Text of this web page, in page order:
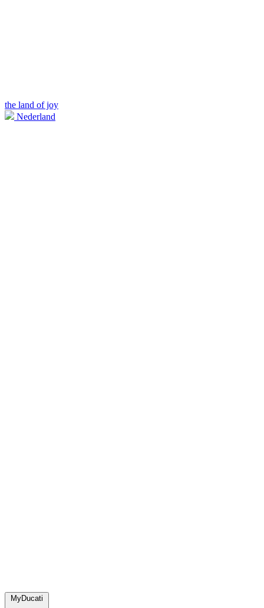
the land of joy
Nederland
MyDucati